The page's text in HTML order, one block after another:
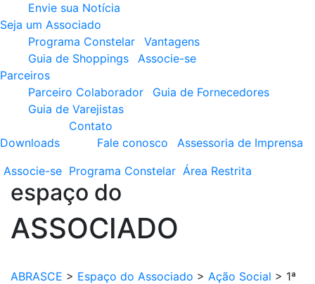
Envie sua Notícia
Seja um Associado
Programa Constelar
Vantagens
Guia de Shoppings
Associe-se
Parceiros
Parceiro Colaborador
Guia de Fornecedores
Guia de Varejistas
Downloads
Contato
Fale conosco
Assessoria de Imprensa
Associe-se Programa Constelar Área Restrita
espaço do
ASSOCIADO
ABRASCE > Espaço do Associado > Ação Social > 1ª